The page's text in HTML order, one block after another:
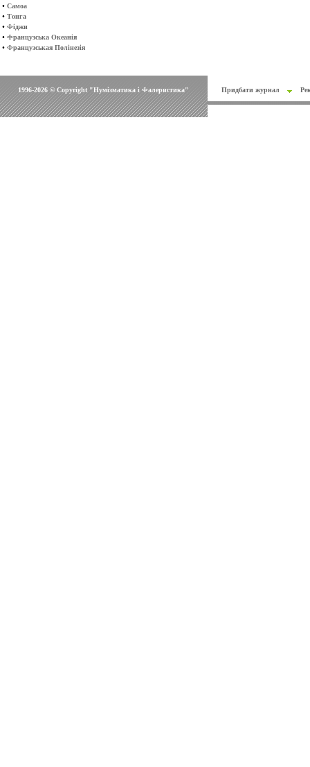
• Самоа
• Тонга
• Фіджи
• Французська Океанія
• Французськая Полінезія
1996-2026 © Copyright "Нумізматика і Фалеристика" Придбати журнал